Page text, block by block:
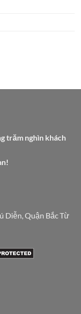
trăm nghìn khách
gian!
Diễn, Quận Bắc Từ